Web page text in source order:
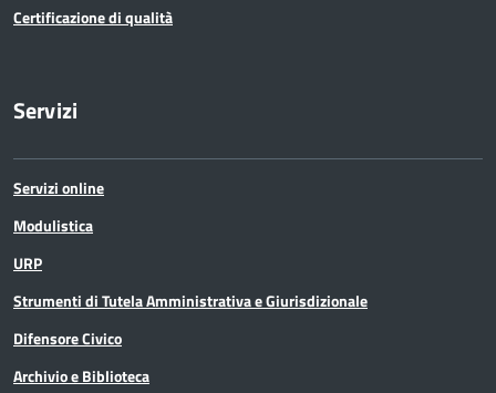
Certificazione di qualità
Servizi
Servizi online
Modulistica
URP
Strumenti di Tutela Amministrativa e Giurisdizionale
Difensore Civico
Archivio e Biblioteca